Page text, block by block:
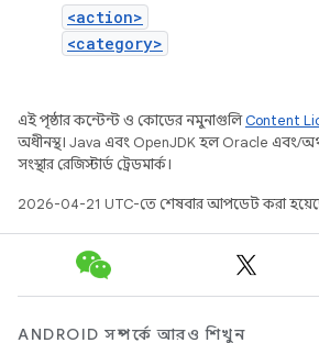
<action>
<category>
এই পৃষ্ঠার কন্টেন্ট ও কোডের নমুনাগুলিContent
অধীনস্থ। Java এবং OpenJDK হল Oracle এবং/
সংস্থার রেজিস্টার্ড ট্রেডমার্ক।
2026-04-21 UTC-তে শেষবার আপডেট করা
ANDROID সম্পর্কে আরও শিখুন